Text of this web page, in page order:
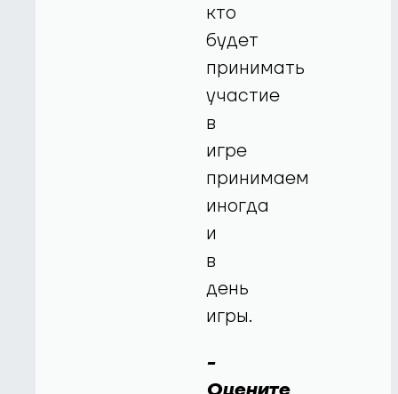
кто
будет
принимать
участие
в
игре
принимаем
иногда
и
в
день
игры.
-